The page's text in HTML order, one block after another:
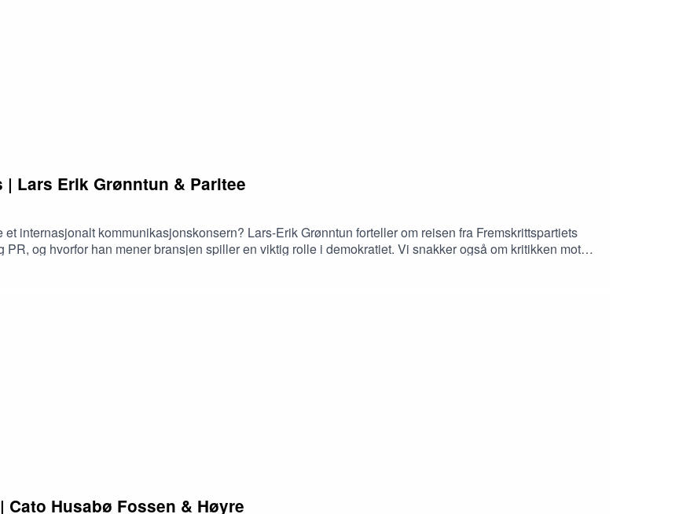
Lars Erik Grønntun & Paritee
internasjonalt kommunikasjonskonsern? Lars-Erik Grønntun forteller om reisen fra Fremskrittspartiets
og hvorfor han mener bransjen spiller en viktig rolle i demokratiet. Vi snakker også om kritikken mot
intelligens er i ferd med å endre kommunikasjonsfaget.
Cato Husabø Fossen & Høyre